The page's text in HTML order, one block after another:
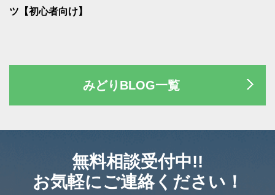
ツ【初心者向け】
みどりBLOG一覧
無料相談受付中!!
お気軽にご連絡ください！